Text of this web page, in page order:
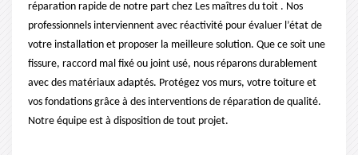
réparation rapide de notre part chez Les maîtres du toit . Nos
professionnels interviennent avec réactivité pour évaluer l’état de
votre installation et proposer la meilleure solution. Que ce soit une
fissure, raccord mal fixé ou joint usé, nous réparons durablement
avec des matériaux adaptés. Protégez vos murs, votre toiture et
vos fondations grâce à des interventions de réparation de qualité.
Notre équipe est à disposition de tout projet.